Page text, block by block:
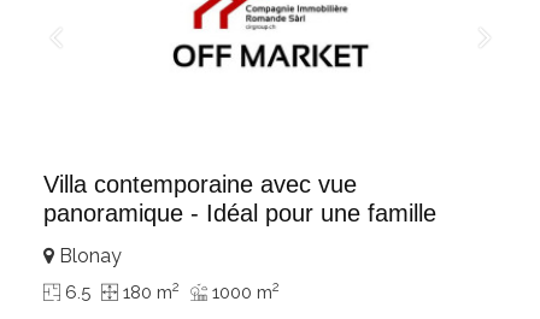
Villa contemporaine avec vue
panoramique - Idéal pour une famille
Blonay
6.5 180 m2 1000 m2